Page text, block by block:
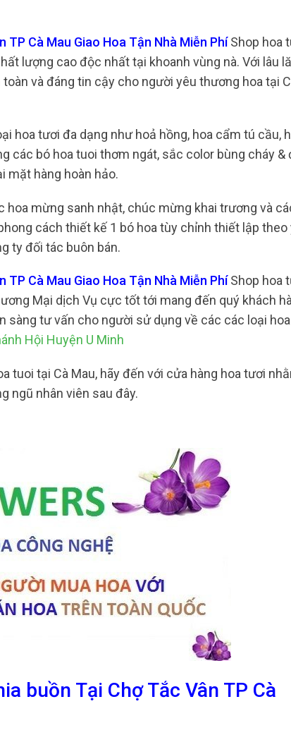
Cà Mau Giao Hoa Tận Nhà Miễn PhíShop hoa
lượng cao độc nhất tại khoanh vùng nà. Với lâu
và đáng tin cậy cho người yêu thương hoa tại
hoa tươi đa dạng như hoả hồng, hoa cẩm tú cầu,
các bó hoa tuoi thơm ngát, sắc color bùng cháy &
mặt hàng hoàn hảo.
mừng sanh nhật, chúc mừng khai trương và
cách thiết kế 1 bó hoa tùy chỉnh thiết lập theo
ty đối tác buôn bán.
Cà Mau Giao Hoa Tận Nhà Miễn PhíShop hoa
Mại dịch Vụ cực tốt tới mang đến quý khách
sàng tư vấn cho người sử dụng về các các loại
Hội Huyện U Minh
tại Cà Mau, hãy đến với cửa hàng hoa tươi
ngũ nhân viên sau đây.
buồn Tại Chợ Tắc Vân TP Cà